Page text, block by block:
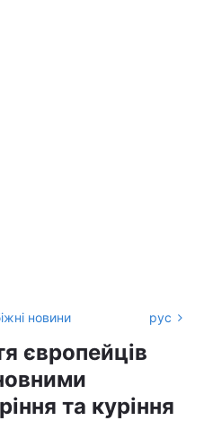
новини рус
європейців
та куріння